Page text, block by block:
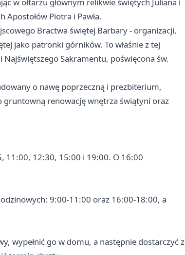
w ołtarzu głównym relikwie świętych Juliana i
Apostołów Piotra i Pawła.
Bractwa świętej Barbary - organizacji,
jako patronki górników. To właśnie z tej
Sakramentu, poświęcona św.
o nawę poprzeczną i prezbiterium,
gruntowną renowację wnętrza świątyni oraz
11:00, 12:30, 15:00 i 19:00. O 16:00
9:00-11:00 oraz 16:00-18:00, a
wypełnić go w domu, a następnie dostarczyć z